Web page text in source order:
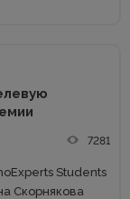
7281
Скорнякова